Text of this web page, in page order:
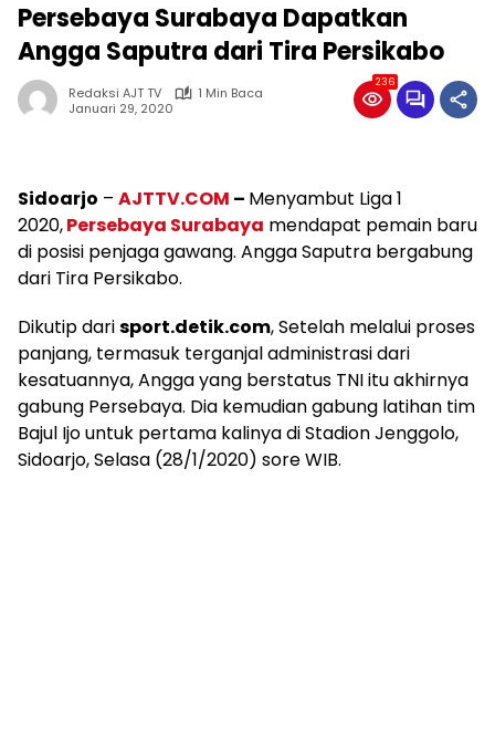
Persebaya Surabaya Dapatkan
Angga Saputra dari Tira Persikabo
Redaksi AJT TV
1 Min Baca
Januari 29, 2020
236
Sidoarjo – AJTTV.COM – Menyambut Liga 1
2020,Persebaya Surabaya mendapat pemain baru
di posisi penjaga gawang. Angga Saputra bergabung
dari Tira Persikabo.
Dikutip darisport.detik.com, Setelah melalui proses
panjang, termasuk terganjal administrasi dari
kesatuannya, Angga yang berstatus TNI itu akhirnya
gabung Persebaya. Dia kemudian gabung latihan tim
Bajul Ijo untuk pertama kalinya di Stadion Jenggolo,
Sidoarjo, Selasa (28/1/2020) sore WIB.